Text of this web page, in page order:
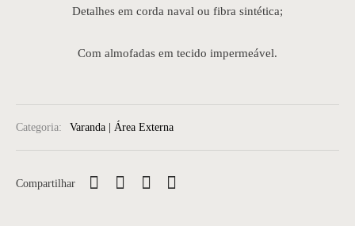
Detalhes em corda naval ou fibra sintética;
Com almofadas em tecido impermeável.
Categoria: Varanda | Área Externa
Compartilhar